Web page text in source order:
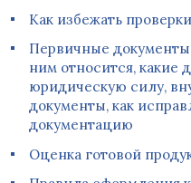
Как избежать
Первичные документы
ним относится, какие
юридическую силу,
документы, как
документацию
Оценка готовой